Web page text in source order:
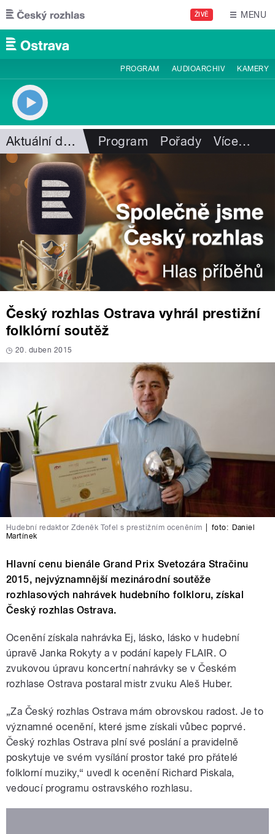
Přejít k hlavnímu obsahu
ŽIVĚ MENU
PROGRAM AUDIOARCHIV KAMERY
Aktuální dění Program Pořady Více…
Český rozhlas Ostrava vyhrál prestižní
folklórní soutěž
20. duben 2015
Hudební redaktor Zdeněk Tofel s prestižním oceněním foto: Daniel
Martínek
Hlavní cenu bienále Grand Prix Svetozára Stračinu
2015, nejvýznamnější mezinárodní soutěže
rozhlasových nahrávek hudebního folkloru, získal
Český rozhlas Ostrava.
Ocenění získala nahrávka Ej, lásko, lásko v hudební
úpravě Janka Rokyty a v podání kapely FLAIR. O
zvukovou úpravu koncertní nahrávky se v Českém
rozhlase Ostrava postaral mistr zvuku Aleš Huber.
„Za Český rozhlas Ostrava mám obrovskou radost. Je to
významné ocenění, které jsme získali vůbec poprvé.
Český rozhlas Ostrava plní své poslání a pravidelně
poskytuje ve svém vysílání prostor také pro přátelé
folklorní muziky,“ uvedl k ocenění Richard Piskala,
vedoucí programu ostravského rozhlasu.